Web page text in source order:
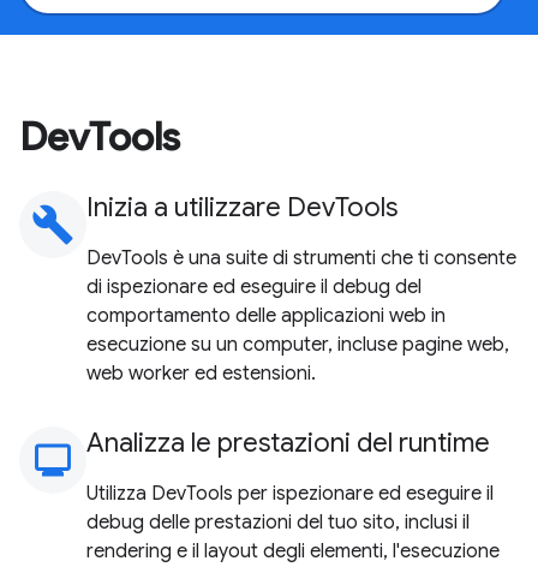
DevTools
build Inizia a utilizzare DevTools
DevTools è una suite di strumenti che ti consente
di ispezionare ed eseguire il debug del
comportamento delle applicazioni web in
esecuzione su un computer, incluse pagine web,
web worker ed estensioni.
monitoring
Analizza le prestazioni del runtime
Utilizza DevTools per ispezionare ed eseguire il
debug delle prestazioni del tuo sito, inclusi il
rendering e il layout degli elementi, l'esecuzione